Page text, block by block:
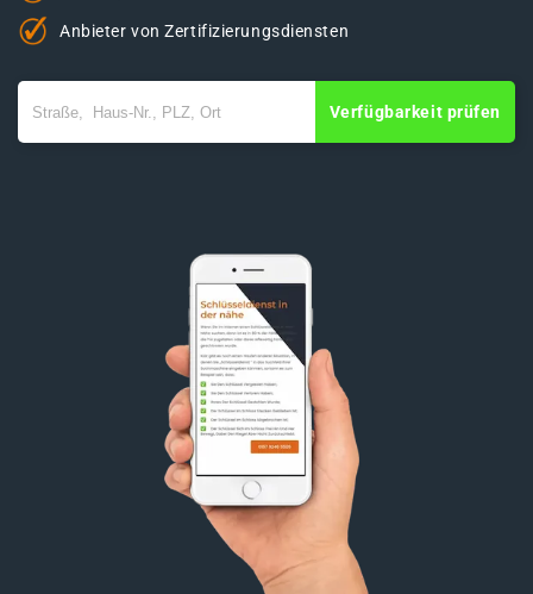
Anbieter von Zertifizierungsdiensten
Verfügbarkeit prüfen